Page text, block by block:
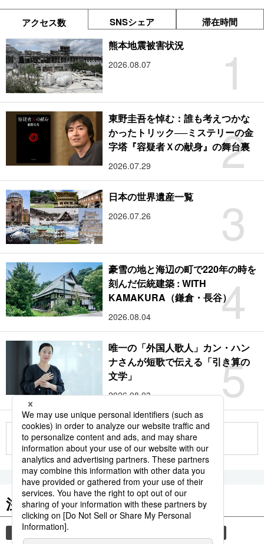
アクセス数 SNSシェア 滞在時間
1
熊本地震被害状況
2026.08.07
2
東野圭吾を悼む：誰も考えつかな
かったトリック──ミステリーの金
字塔『容疑者Ｘの献身』の舞台裏
2026.07.29
3
日本の世界遺産一覧
2026.07.26
4
豪雪の地と海辺の町で220年の時を
刻んだ伝統建築 : WITH
KAMAKURA（鎌倉・長谷）
2026.08.04
5
唯一の「外国人歌人」カン・ハン
ナさんが短歌で伝える「引き算の
文学」
2026.08.03
もっと見る
注目のキーワード
共同通信ニュース